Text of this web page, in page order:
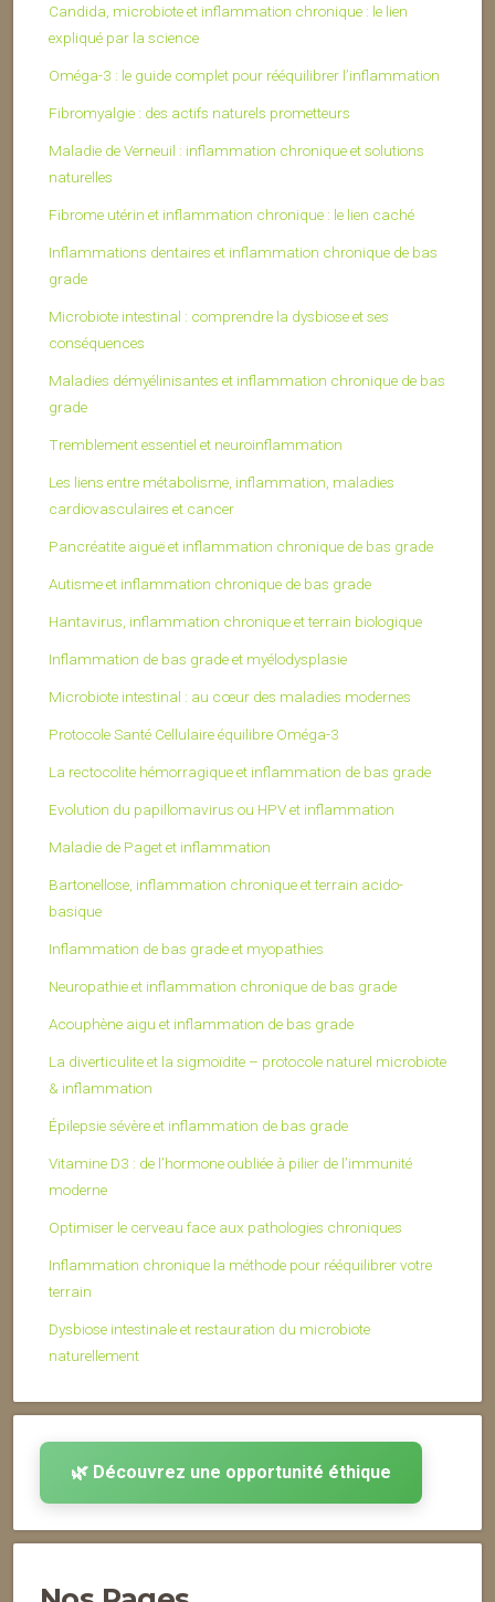
Candida, microbiote et inflammation chronique : le lien
expliqué par la science
Oméga-3 : le guide complet pour rééquilibrer l’inflammation
Fibromyalgie : des actifs naturels prometteurs
Maladie de Verneuil : inflammation chronique et solutions
naturelles
Fibrome utérin et inflammation chronique : le lien caché
Inflammations dentaires et inflammation chronique de bas
grade
Microbiote intestinal : comprendre la dysbiose et ses
conséquences
Maladies démyélinisantes et inflammation chronique de bas
grade
Tremblement essentiel et neuroinflammation
Les liens entre métabolisme, inflammation, maladies
cardiovasculaires et cancer
Pancréatite aiguë et inflammation chronique de bas grade
Autisme et inflammation chronique de bas grade
Hantavirus, inflammation chronique et terrain biologique
Inflammation de bas grade et myélodysplasie
Microbiote intestinal : au cœur des maladies modernes
Protocole Santé Cellulaire équilibre Oméga-3
La rectocolite hémorragique et inflammation de bas grade
Evolution du papillomavirus ou HPV et inflammation
Maladie de Paget et inflammation
Bartonellose, inflammation chronique et terrain acido-
basique
Inflammation de bas grade et myopathies
Neuropathie et inflammation chronique de bas grade
Acouphène aigu et inflammation de bas grade
La diverticulite et la sigmoïdite – protocole naturel microbiote
& inflammation
Épilepsie sévère et inflammation de bas grade
Vitamine D3 : de l’hormone oubliée à pilier de l’immunité
moderne
Optimiser le cerveau face aux pathologies chroniques
Inflammation chronique la méthode pour rééquilibrer votre
terrain
Dysbiose intestinale et restauration du microbiote
naturellement
🌿 Découvrez une opportunité éthique